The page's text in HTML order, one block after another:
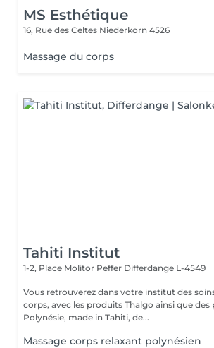
MS Esthétique
16, Rue des Celtes Niederkorn 4526
Massage du corps
Tahiti Institut
1-2, Place Molitor Peffer Differdange L-4549
Vous retrouverez dans votre institut des
corps, avec les produits Thalgo ainsi que des
Polynésie, made in Tahiti, de...
Massage corps relaxant polynésien